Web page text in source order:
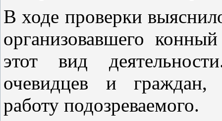
В ходе проверки
организовавшего
этот вид
очевидцев и граждан,
работу подозреваемого.